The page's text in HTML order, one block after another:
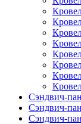
Сэндвич-
Сэндвич-
Сэндвич-